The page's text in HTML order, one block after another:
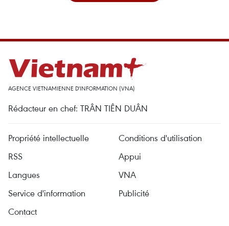
AGENCE VIETNAMIENNE D'INFORMATION (VNA)
Rédacteur en chef: TRÂN TIÊN DUÂN
Propriété intellectuelle
Conditions d'utilisation
RSS
Appui
Langues
VNA
Service d'information
Publicité
Contact